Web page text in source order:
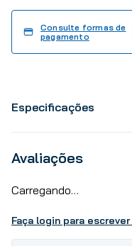
Consulte formas de
pagamento
Especificações
Avaliações
Carregando…
Faça login para